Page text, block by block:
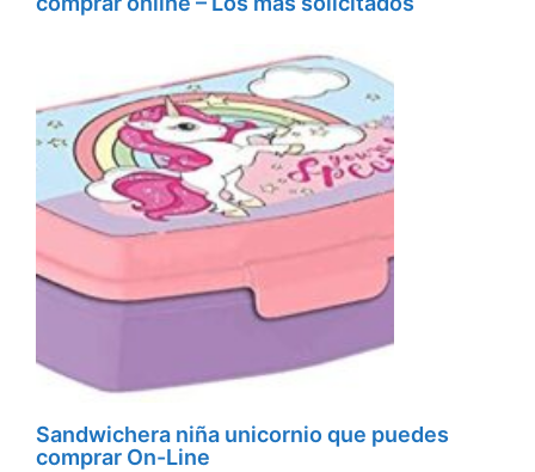
Sandwichera niña unicornio que puedes
comprar On-Line